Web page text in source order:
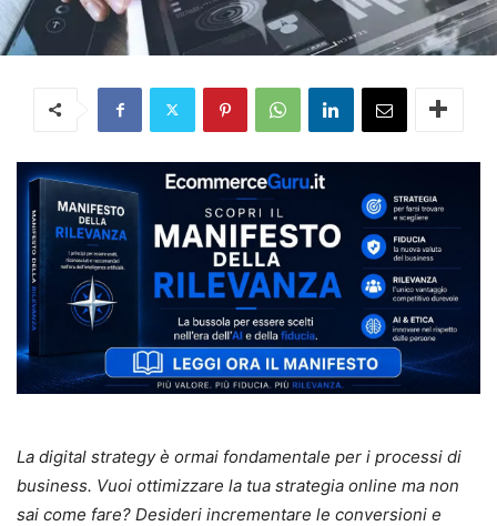
La digital strategy è ormai fondamentale per i processi di
business. Vuoi ottimizzare la tua strategia online ma non
sai come fare? Desideri incrementare le conversioni e